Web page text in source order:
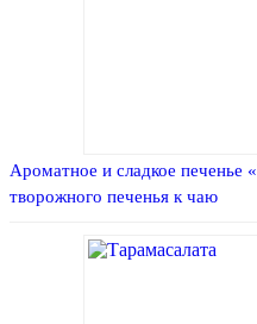
Ароматное и сладкое печенье
творожного печенья к чаю